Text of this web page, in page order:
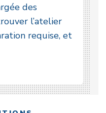
des
l’atelier
requise, et